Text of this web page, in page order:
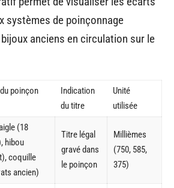
systèmes de poinçonnage
anciens en circulation sur le
poinçon
Indication
du titre
Unité
utilisée
(18
hibou
coquille
ancien)
Titre légal
gravé dans
le poinçon
Millièmes
(750, 585,
375)